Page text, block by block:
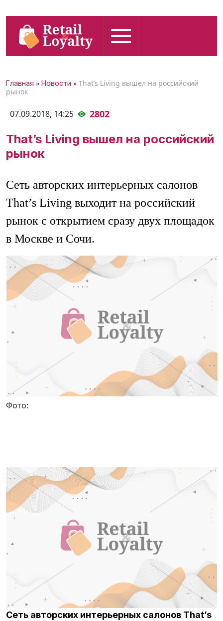
Главная » Новости » That’s Living вышел на российский
рынок
07.09.2018, 14:25 2802
That’s Living вышел на российский
рынок
Сеть авторских интерьерных салонов
That’s Living выходит на российский
рынок с открытием сразу двух площадок
в Москве и Сочи.
Фото:
Сеть авторских интерьерных салонов That’s